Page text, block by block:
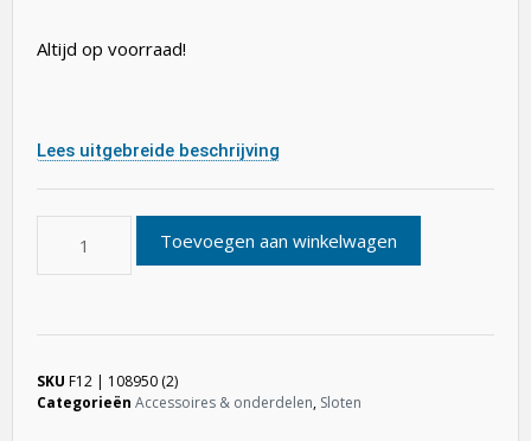
Altijd op voorraad!
Lees uitgebreide beschrijving
Toevoegen aan winkelwagen
SKU F12 | 108950 (2)
Categorieën Accessoires & onderdelen, Sloten